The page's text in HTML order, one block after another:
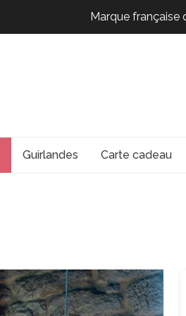
Marque française
Marque française
Guirlandes Carte cadeau